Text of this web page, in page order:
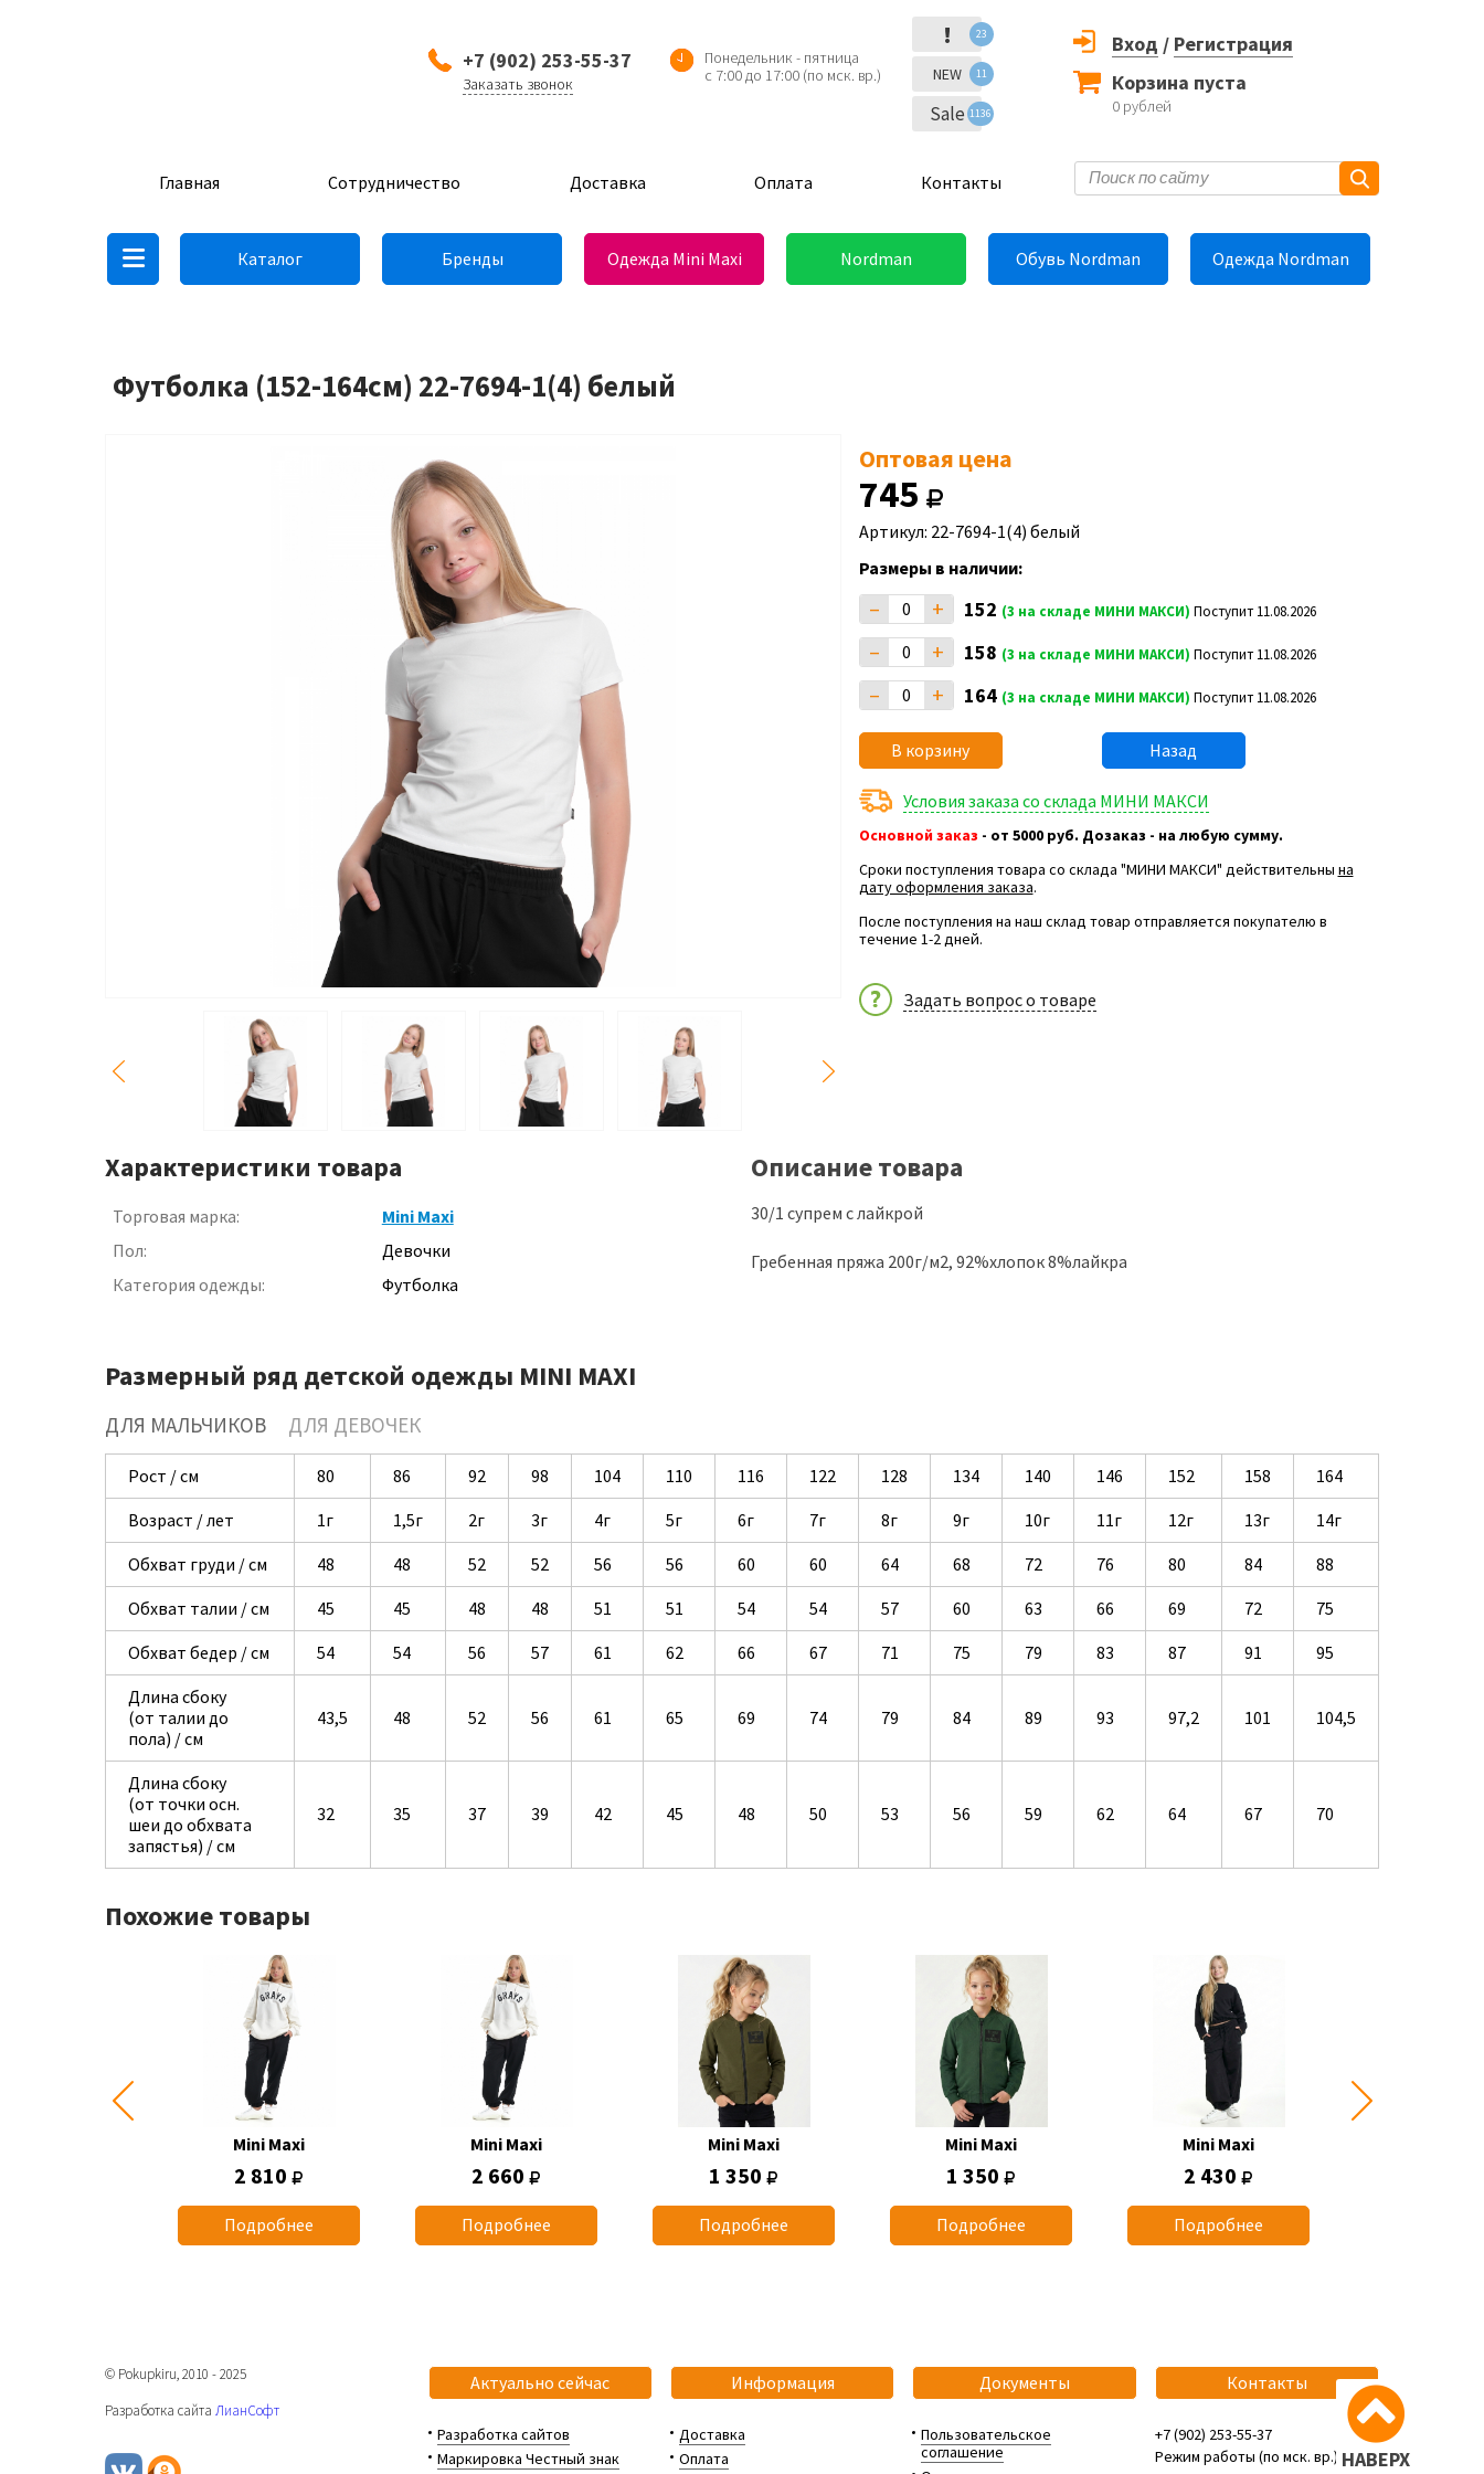
+7 (902) 253-55-37
Заказать звонок
Понедельник - пятница
с 7:00 до 17:00 (по мск. вр.)
! 23
NEW 11
Sale 1136
Вход / Регистрация
Корзина пуста
0 рублей
Главная Сотрудничество Доставка Оплата Контакты
Каталог Бренды Одежда Mini Maxi Nordman Обувь Nordman Одежда Nordman
Футболка (152-164см) 22-7694-1(4) белый
Оптовая цена
745
Артикул: 22-7694-1(4) белый
Размеры в наличии:
– + 152 (3 на складе МИНИ МАКСИ) Поступит 11.08.2026
– + 158 (3 на складе МИНИ МАКСИ) Поступит 11.08.2026
– + 164 (3 на складе МИНИ МАКСИ) Поступит 11.08.2026
В корзину Назад
Условия заказа со склада МИНИ МАКСИ
Основной заказ - от 5000 руб. Дозаказ - на любую сумму.
Сроки поступления товара со склада "МИНИ МАКСИ" действительны на
дату оформления заказа.
После поступления на наш склад товар отправляется покупателю в
течение 1-2 дней.
Задать вопрос о товаре
Характеристики товара
Торговая марка:
Mini Maxi
Пол:
Девочки
Категория одежды:
Футболка
Описание товара
30/1 супрем с лайкрой
Гребенная пряжа 200г/м2, 92%хлопок 8%лайкра
Размерный ряд детской одежды MINI MAXI
ДЛЯ МАЛЬЧИКОВ ДЛЯ ДЕВОЧЕК
Рост / см 80 86 92 98 104 110 116 122 128 134 140 146 152 158
164
Возраст / лет
1г 1,5г 2г 3г 4г 5г 6г 7г 8г 9г 10г 11г 12г 13г
14г
Обхват груди / см
48 48 52 52 56 56 60 60 64 68 72 76 80 84
88
Обхват талии / см
45 45 48 48 51 51 54 54 57 60 63 66 69 72
75
Обхват бедер / см
54 54 56 57 61 62 66 67 71 75 79 83 87 91
95
Длина сбоку
(от талии до
пола) / см
43,5 48 52 56 61 65 69 74 79 84 89 93 97,2 101 104,5
Длина сбоку
(от точки осн.
шеи до обхвата
запястья) / см
32 35 37 39 42 45 48 50 53 56 59 62 64 67 70
Похожие товары
Mini Maxi
2 810
Подробнее
Mini Maxi
2 660
Подробнее
Mini Maxi
1 350
Подробнее
Mini Maxi
1 350
Подробнее
Mini Maxi
2 430
Подробнее
НАВЕРХ
Актуально сейчас
Разработка сайтов
Маркировка Честный знак
Информация
Доставка
Оплата
Документы
Пользовательское
соглашение
Контакты
+7 (902) 253-55-37
Режим работы (по мск. вр.):
© Pokupkiru, 2010 - 2025
Разработка сайта ЛианСофт